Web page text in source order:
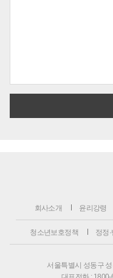
회사소개 윤리강령
청소년보호정책 정정
서울특별시 성동구